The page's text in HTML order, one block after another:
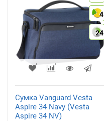
4
24
Сумка Vanguard Vesta
Aspire 34 Navy (Vesta
Aspire 34 NV)